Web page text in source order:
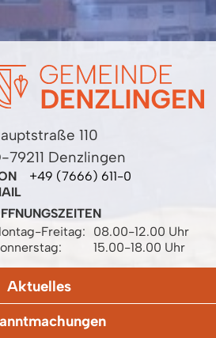
110
79211 Denzlingen
+49 (7666) 611-0
Freitag:
08.00-12.00 Uhr
15.00-18.00 Uhr
Aktuelles